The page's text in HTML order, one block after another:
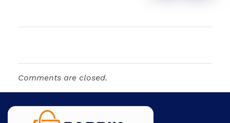
Comments are closed.